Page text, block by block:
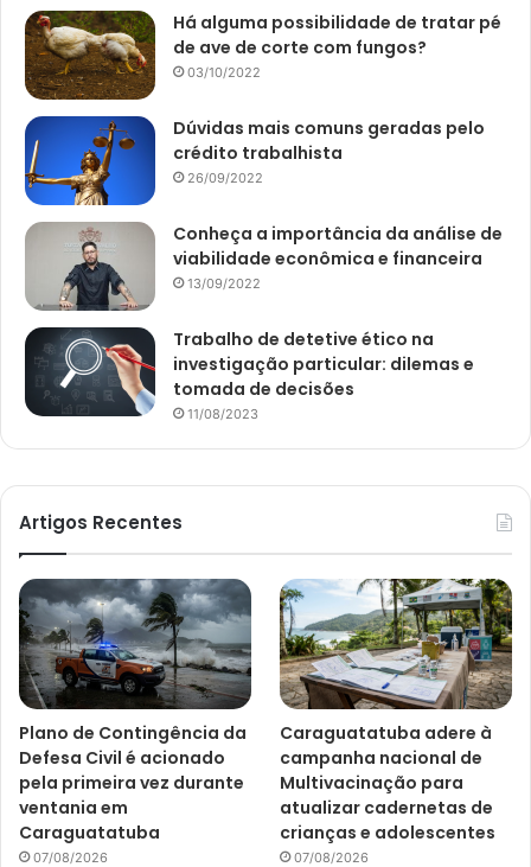
Há alguma possibilidade de tratar pé
de ave de corte com fungos?
03/10/2022
Dúvidas mais comuns geradas pelo
crédito trabalhista
26/09/2022
Conheça a importância da análise de
viabilidade econômica e financeira
13/09/2022
Trabalho de detetive ético na
investigação particular: dilemas e
tomada de decisões
11/08/2023
Artigos Recentes
Plano de Contingência da
Defesa Civil é acionado
pela primeira vez durante
ventania em
Caraguatatuba
07/08/2026
Caraguatatuba adere à
campanha nacional de
Multivacinação para
atualizar cadernetas de
crianças e adolescentes
07/08/2026